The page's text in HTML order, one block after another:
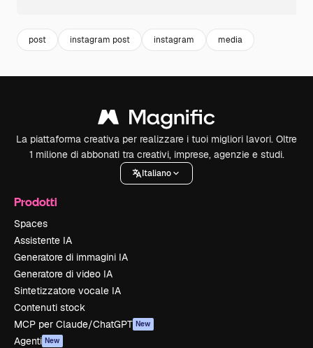
post instagram post instagram media
La piattaforma creativa per realizzare i tuoi migliori lavori. Oltre
1 milione di abbonati tra creativi, imprese, agenzie e studi.
Italiano
Prodotti
Spaces
Assistente IA
Generatore di immagini IA
Generatore di video IA
Sintetizzatore vocale IA
Contenuti stock
MCP per Claude/ChatGPT New
Agenti New